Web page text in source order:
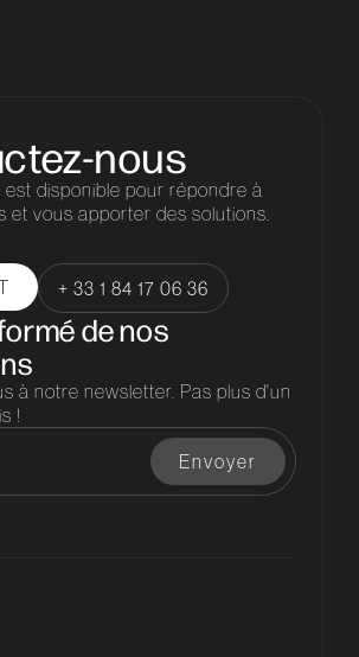
nous
disponible pour répondre à
et vous apporter des solutions.
+ 33 1 84 17 06 36
de nos
à notre newsletter. Pas plus d'un
!